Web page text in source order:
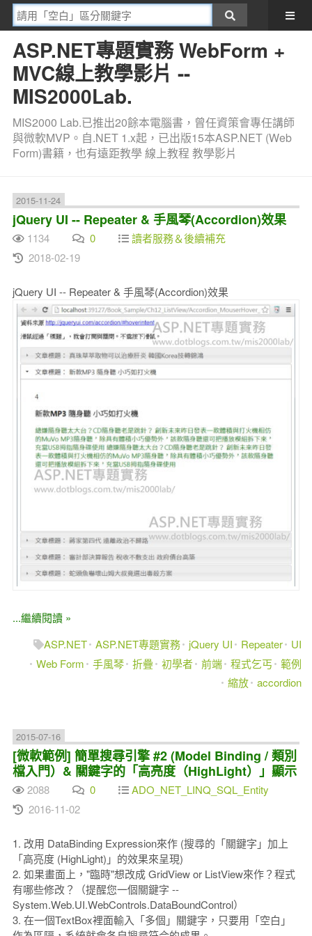
ASP.NET專題實務 WebForm +
MVC線上教學影片 --
MIS2000Lab.
MIS2000 Lab.已推出20餘本電腦書，曾任資策會專任講師
與微軟MVP。自.NET 1.x起，已出版15本ASP.NET (Web
Form)書籍，也有遠距教學 線上教程 教學影片
2015-11-24
jQuery UI -- Repeater & 手風琴(Accordion)效果
1134 0
讀者服務＆後續補充
2018-02-19
jQuery UI -- Repeater & 手風琴(Accordion)效果
...繼續閱讀 »
ASP.NET ASP.NET專題實務 jQuery UI Repeater
UI
Web Form
手風琴 折疊 初學者 前端 程式乞丐
範例
縮放 accordion
2015-07-16
[微軟範例] 簡單搜尋引擎 #2 (Model Binding / 類別
檔入門）& 關鍵字的「高亮度（HighLight）」顯示
2088 0
ADO_NET_LINQ_SQL_Entity
2016-11-02
1. 改用 DataBinding Expression來作 (搜尋的「關鍵字」加上
「高亮度 (HighLight)」的效果來呈現)
2. 如果畫面上，"臨時"想改成 GridView or ListView來作？程式
有哪些修改？（提醒您一個關鍵字 --
System.Web.UI.WebControls.DataBoundControl）
3. 在一個TextBox裡面輸入「多個」關鍵字，只要用「空白」